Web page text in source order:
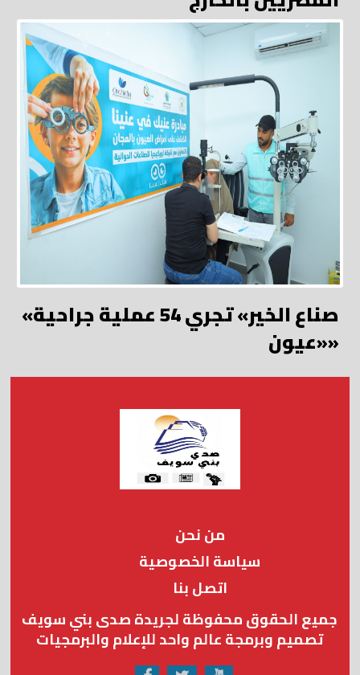
«صناع الخير» تجري 54 عملية جراحية
«عيون»
من نحن
سياسة الخصوصية
اتصل بنا
جميع الحقوق محفوظة لجريدة صدى بني سويف
تصميم وبرمجة عالم واحد للإعلام والبرمجيات